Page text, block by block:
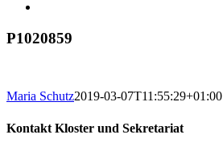
P1020859
Maria Schutz2019-03-07T11:55:29+01:00
Kontakt Kloster und Sekretariat